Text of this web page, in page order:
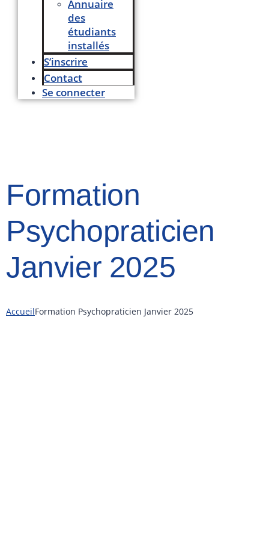
Annuaire
des
étudiants
installés
S’inscrire
Contact
Se connecter
Formation
Psychopraticien
Janvier 2025
AccueilFormation Psychopraticien Janvier 2025